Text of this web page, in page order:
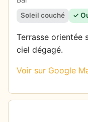
Soleil couché ✓
Terrasse orientée
ciel dégagé.
Voir sur Google